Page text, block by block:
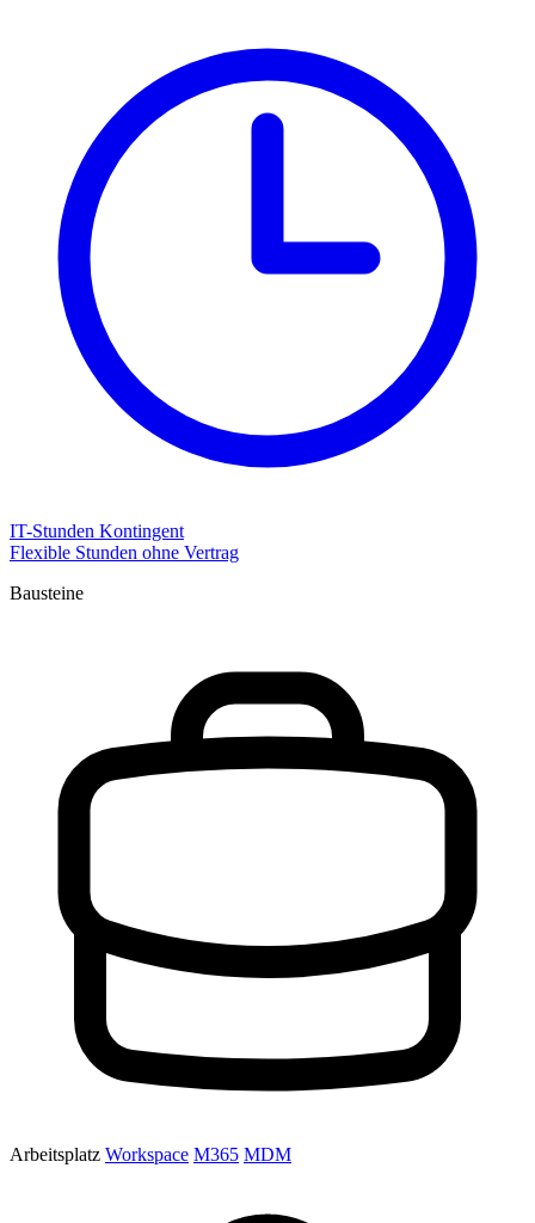
IT-Stunden Kontingent
Flexible Stunden ohne Vertrag
Bausteine
Arbeitsplatz Workspace M365 MDM